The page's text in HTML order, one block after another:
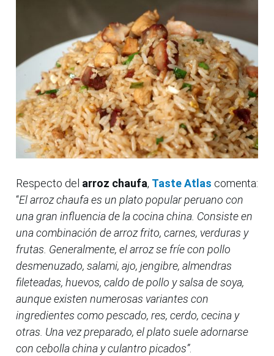
Respecto del arroz chaufa, Taste Atlas comenta:
“El arroz chaufa es un plato popular peruano con
una gran influencia de la cocina china. Consiste en
una combinación de arroz frito, carnes, verduras y
frutas. Generalmente, el arroz se fríe con pollo
desmenuzado, salami, ajo, jengibre, almendras
fileteadas, huevos, caldo de pollo y salsa de soya,
aunque existen numerosas variantes con
ingredientes como pescado, res, cerdo, cecina y
otras. Una vez preparado, el plato suele adornarse
con cebolla china y culantro picados”.